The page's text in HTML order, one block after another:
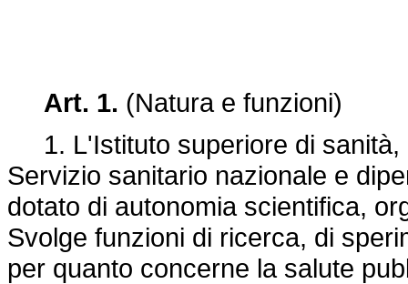
Art. 1. (Natura e funzioni)
1. L'Istituto superiore di sanità,
Servizio sanitario nazionale e
dotato di autonomia scientifica,
Svolge funzioni di ricerca, di
per quanto concerne la salute